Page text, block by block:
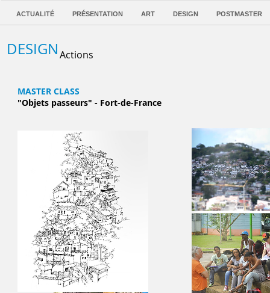
ACTUALITÉ PRÉSENTATION ART DESIGN POSTMASTER
DESIGNActions
MASTER CLASS
"Objets passeurs" - Fort-de-France